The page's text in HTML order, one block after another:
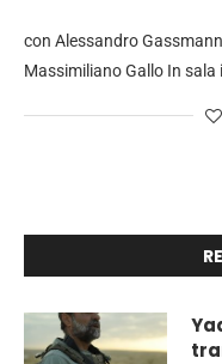
con Alessandro
Massimiliano Gallo In sala